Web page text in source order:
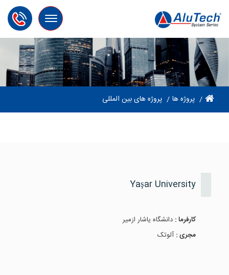
Toggle
navigation
پروژه ها پروژه های بین المللی
Yaşar University
کارفرما : دانشگاه یاشار ازمیر
مجری : آلوتک